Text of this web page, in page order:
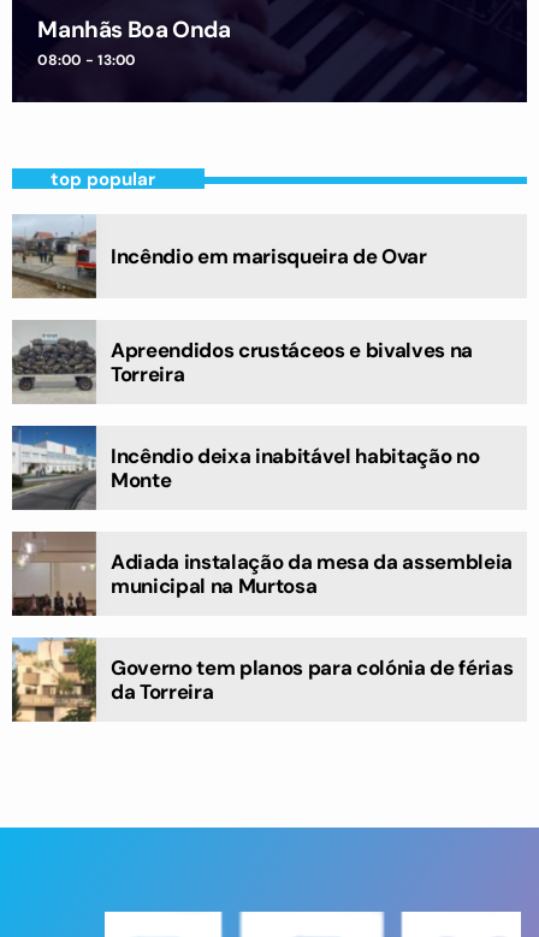
Manhãs Boa Onda
08:00 - 13:00
top popular
Incêndio em marisqueira de Ovar
Apreendidos crustáceos e bivalves na
Torreira
Incêndio deixa inabitável habitação no
Monte
Adiada instalação da mesa da assembleia
municipal na Murtosa
Governo tem planos para colónia de férias
da Torreira